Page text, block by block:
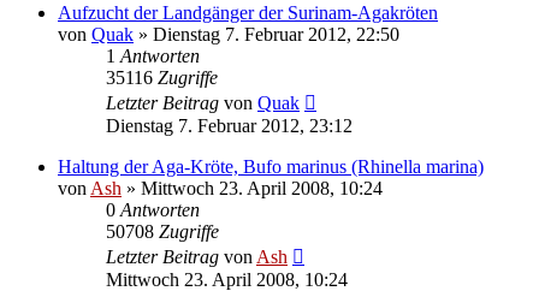
Aufzucht der Landgänger der Surinam-Agakröten
von Quak » Dienstag 7. Februar 2012, 22:50
1 Antworten
35116 Zugriffe
Letzter Beitrag von Quak
Dienstag 7. Februar 2012, 23:12
Haltung der Aga-Kröte, Bufo marinus (Rhinella marina)
von Ash » Mittwoch 23. April 2008, 10:24
0 Antworten
50708 Zugriffe
Letzter Beitrag von Ash
Mittwoch 23. April 2008, 10:24